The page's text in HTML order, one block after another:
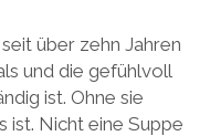
über zehn Jahren
und die gefühlvoll
ist. Ohne sie
ist. Nicht eine Suppe